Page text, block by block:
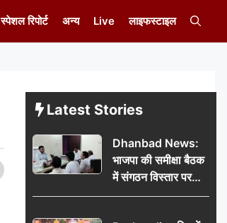
स्पेशल रिपोर्ट अन्य Live लाइफस्टाइल
Latest Stories
Dhanbad News:
भाजपा की समीक्षा बैठक
में संगठन विस्तार पर
मंथन, बीडीओ से